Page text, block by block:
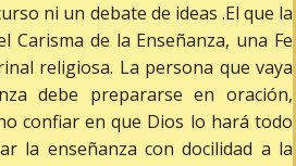
ni un debate de ideas .El que la
Carisma de la Enseñanza, una Fe
religiosa. La persona que vaya
debe prepararse en oración,
confiar en que Dios lo hará todo
la enseñanza con docilidad a la